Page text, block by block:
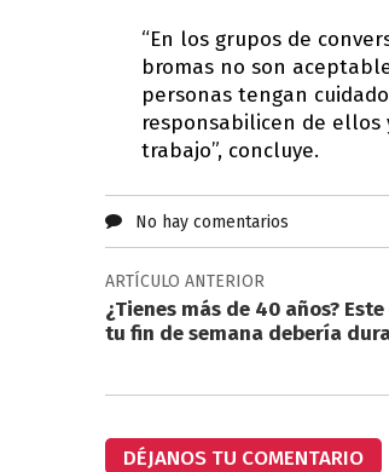
“En los grupos de
bromas no son
personas tengan
responsabilicen de ellos
trabajo”, concluye.
No hay comentarios
ARTÍCULO ANTERIOR
¿Tienes más de 40 años?
tu fin de semana debería
DÉJANOS TU COMENTARIO